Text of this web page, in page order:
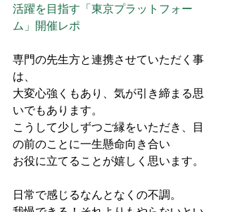
活躍を目指す「東京プラットフォー
ム」開催レポ
専門の先生方と連携させていただく事
は、
大変心強くもあり、気が引き締まる思
いでもあります。
こうして少しずつご縁をいただき、目
の前のことに一生懸命向き合い
お役に立てることが嬉しく思います。
日常で感じるなんとなくの不調。